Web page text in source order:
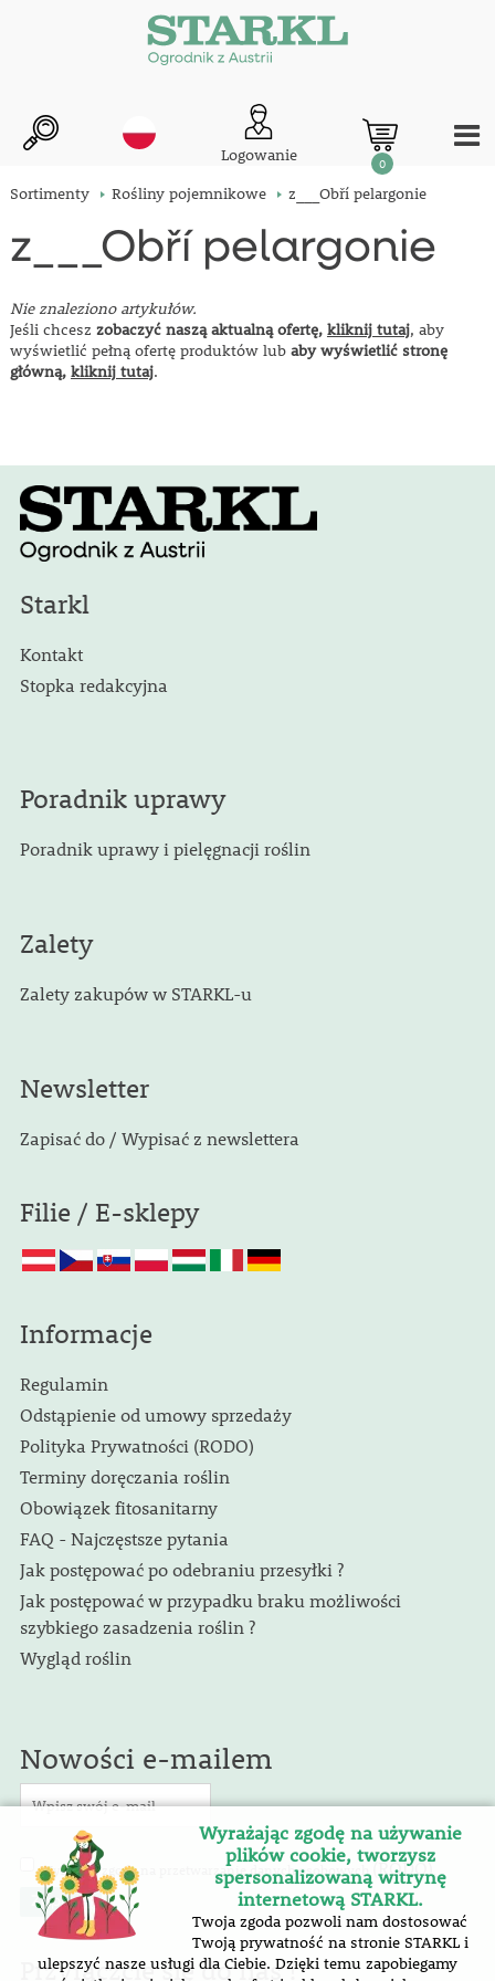
Logowanie 0
Sortimenty Rośliny pojemnikowe z___Obří pelargonie
z___Obří pelargonie
Nie znaleziono artykułów.
Jeśli chcesz zobaczyć naszą aktualną ofertę, kliknij tutaj, aby
wyświetlić pełną ofertę produktów lub aby wyświetlić stronę
główną, kliknij tutaj.
Starkl
Kontakt
Stopka redakcyjna
Poradnik uprawy
Poradnik uprawy i pielęgnacji roślin
Zalety
Zalety zakupów w STARKL-u
Newsletter
Zapisać do / Wypisać z newslettera
Filie / E-sklepy
Informacje
Regulamin
Odstąpienie od umowy sprzedaży
Polityka Prywatności (RODO)
Terminy doręczania roślin
Obowiązek fitosanitarny
FAQ - Najczęstsze pytania
Jak postępować po odebraniu przesyłki ?
Jak postępować w przypadku braku możliwości
szybkiego zasadzenia roślin ?
Wygląd roślin
Nowości e-mailem
Wyrażam zgodę na przetwarzanie danych osobowych (RODO)
Przyłączcie się do nas !
Wyrażając zgodę na używanie
plików cookie, tworzysz
spersonalizowaną witrynę
internetową STARKL.
Twoja zgoda pozwoli nam dostosować
Twoją prywatność na stronie STARKL i
ulepszyć nasze usługi dla Ciebie. Dzięki temu zapobiegamy